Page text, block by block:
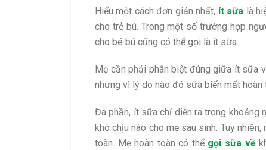
Hiểu một cách đơn giản nhất, ít sữa là
cho trẻ bú. Trong một số trường hợp
cho bé bú cũng có thể gọi là ít sữa.
Mẹ cần phải phân biệt đúng giữa ít sữa
nhưng vì lý do nào đó sữa biến mất hoàn
Đa phần, ít sữa chỉ diễn ra trong khoảng
khó chịu nào cho mẹ sau sinh. Tuy
toàn. Mẹ hoàn toàn có thể gọi sữa về